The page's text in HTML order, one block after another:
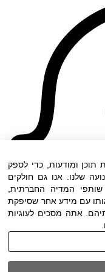
הזכויות שמורות
תוכן ומודעות, כדי לספק
שלנו. אנו גם חולקים
המדיה החברתית,
עם מידע אחר שסיפקת
אתה מסכים לעוגיות